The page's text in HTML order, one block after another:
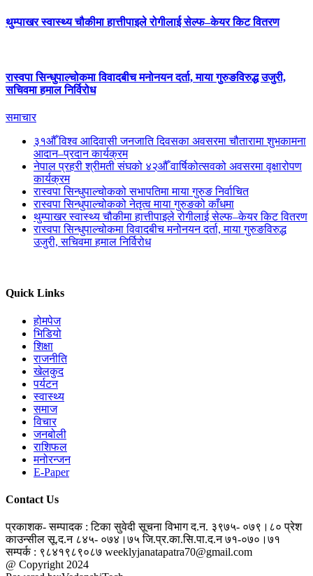
थुम्पाखर स्वास्थ्य चौकीमा हात्तीपाइले रोगीलाई सेल्फ–केयर किट वितरण
रास्वपा सिन्धुपाल्चोकमा विवादबीच मनोनयन दर्ता, माया गुरुङविरुद्ध उजुरी,
सचिवमा हमाल निर्विरोध
समाचार
३१औँ विश्व आदिवासी जनजाति दिवसका अवसरमा चौतारामा शुभकामना
आदान–प्रदान कार्यक्रम
नेपाल प्रहरी श्रीमती संघको ४२औँ वार्षिकोत्सवको अवसरमा वृक्षारोपण
कार्यक्रम
रास्वपा सिन्धुपाल्चोकको सभापतिमा माया गुरुङ निर्वाचित
रास्वपा सिन्धुपाल्चोकको नेतृत्व माया गुरुङको काँधमा
थुम्पाखर स्वास्थ्य चौकीमा हात्तीपाइले रोगीलाई सेल्फ–केयर किट वितरण
रास्वपा सिन्धुपाल्चोकमा विवादबीच मनोनयन दर्ता, माया गुरुङविरुद्ध
उजुरी, सचिवमा हमाल निर्विरोध
Quick Links
होमपेज
भिडियो
शिक्षा
राजनीति
खेलकुद
पर्यटन
स्वास्थ्य
समाज
विचार
जनबोली
राशिफल
मनोरन्जन
E-Paper
Contact Us
प्रकाशक- सम्पादक : टिका सुवेदी सूचना विभाग द.न. ३९७५- ०७९।८० प्रेश
काउन्सील सू.द.न ८४५- ०७४।७५ जि.प्र.का.सि.पा.द.न ७१-०७०।७१
सम्पर्क : ९८४१९८९०८७ weeklyjanatapatra70@gmail.com
@ Copyright 2024